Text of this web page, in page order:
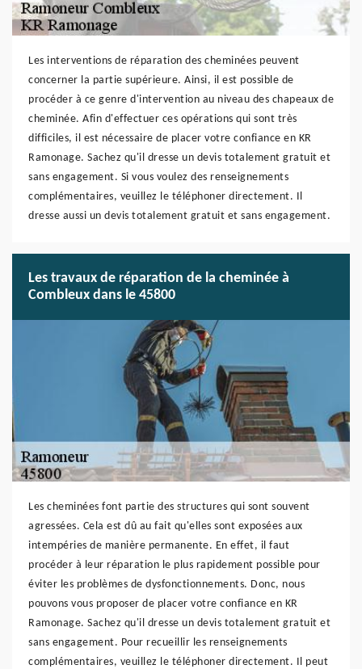
Les interventions de réparation des cheminées peuvent
concerner la partie supérieure. Ainsi, il est possible de
procéder à ce genre d'intervention au niveau des chapeaux de
cheminée. Afin d'effectuer ces opérations qui sont très
difficiles, il est nécessaire de placer votre confiance en KR
Ramonage. Sachez qu'il dresse un devis totalement gratuit et
sans engagement. Si vous voulez des renseignements
complémentaires, veuillez le téléphoner directement. Il
dresse aussi un devis totalement gratuit et sans engagement.
Les travaux de réparation de la cheminée à
Combleux dans le 45800
Les cheminées font partie des structures qui sont souvent
agressées. Cela est dû au fait qu'elles sont exposées aux
intempéries de manière permanente. En effet, il faut
procéder à leur réparation le plus rapidement possible pour
éviter les problèmes de dysfonctionnements. Donc, nous
pouvons vous proposer de placer votre confiance en KR
Ramonage. Sachez qu'il dresse un devis totalement gratuit et
sans engagement. Pour recueillir les renseignements
complémentaires, veuillez le téléphoner directement. Il peut